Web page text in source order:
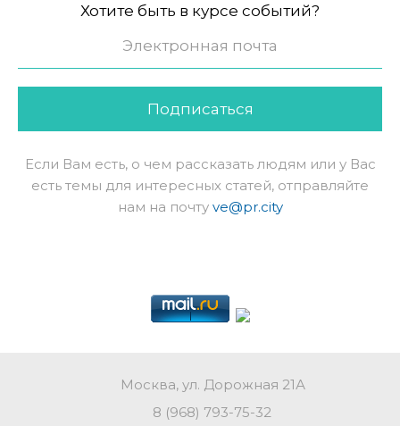
Хотите быть в курсе событий?
Подписаться
Если Вам есть, о чем рассказать людям или у Вас
есть темы для интересных статей, отправляйте
нам на почту ve@pr.city
Москва, ул. Дорожная 21А
8 (968) 793-75-32